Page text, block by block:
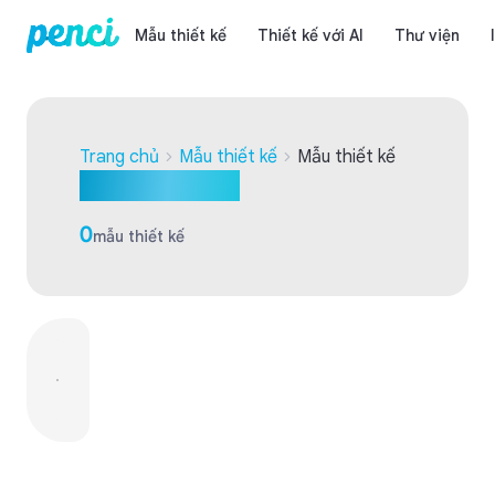
Mẫu thiết kế Thiết kế với AI Thư viện
Trang chủ Mẫu thiết kế Mẫu thiết kế
0mẫu thiết kế